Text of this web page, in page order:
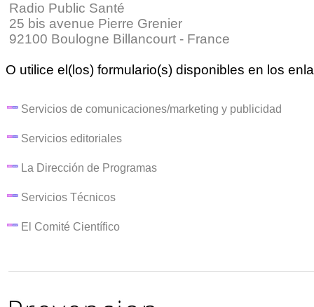
Radio Public Santé
25 bis avenue Pierre Grenier
92100 Boulogne Billancourt - France
O utilice el(los) formulario(s) disponibles en los
Servicios de comunicaciones/marketing y publicidad
Servicios editoriales
La Dirección de Programas
Servicios Técnicos
El Comité Científico